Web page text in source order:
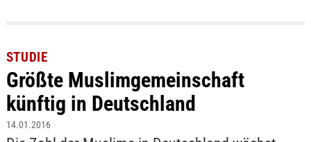
STUDIE
Größte Muslimgemeinschaft
künftig in Deutschland
14.01.2016